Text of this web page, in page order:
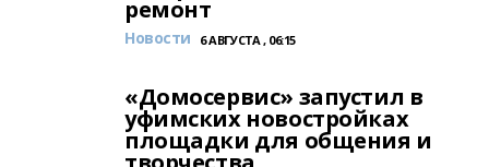
ремонт
Новости 6 АВГУСТА , 06:15
«Домосервис» запустил в
уфимских новостройках
площадки для общения и